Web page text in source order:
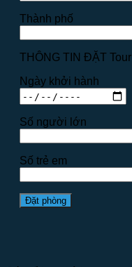
Thành phố
THÔNG TIN ĐẶT Tour
Ngày khởi hành
Số người lớn
Số trẻ em